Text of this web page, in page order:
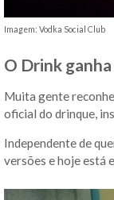
Imagem: Vodka Social Club
O Drink
Muita gente
oficial do drinque,
Independente de
versões e hoje está